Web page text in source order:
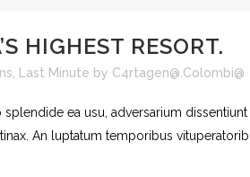
HIGHEST RESORT.
Last Minute by C4rtagen@.Colombi@
ea usu, adversarium
An luptatum temporibus